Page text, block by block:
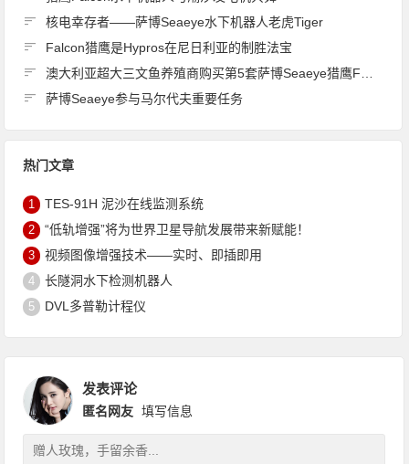
核电幸存者——萨博Seaeye水下机器人老虎Tiger
Falcon猎鹰是Hypros在尼日利亚的制胜法宝
澳大利亚超大三文鱼养殖商购买第5套萨博Seaeye猎鹰Falcon
萨博Seaeye参与马尔代夫重要任务
热门文章
1 TES-91H 泥沙在线监测系统
2 “低轨增强”将为世界卫星导航发展带来新赋能！
3 视频图像增强技术——实时、即插即用
4 长隧洞水下检测机器人
5 DVL多普勒计程仪
发表评论
匿名网友 填写信息